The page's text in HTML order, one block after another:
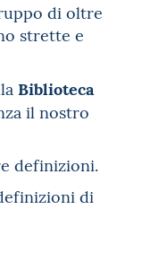
di oltre
strette e
Biblioteca
il nostro
definizioni.
di